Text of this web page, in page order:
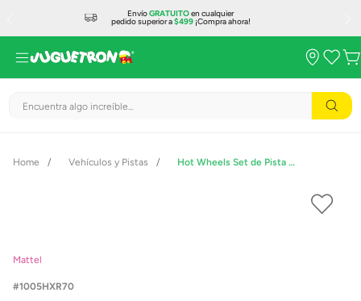
EnvíoGRATUITOen cualquier
pedido superior a$499¡Compra ahora!
Encuentra algo increíble...
Vehículos y Pistas Hot Wheels Set de Pista Vueltas y Choques Desafiantes
Mattel
1005HXR70